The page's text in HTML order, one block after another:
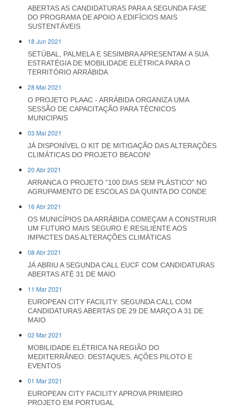
ABERTAS AS CANDIDATURAS PARA A SEGUNDA FASE
DO PROGRAMA DE APOIO A EDIFÍCIOS MAIS
SUSTENTÁVEIS
18 Jun 2021
SETÚBAL, PALMELA E SESIMBRA APRESENTAM A SUA
ESTRATÉGIA DE MOBILIDADE ELÉTRICA PARA O
TERRITÓRIO ARRÁBIDA
28 Mai 2021
O PROJETO PLAAC - ARRÁBIDA ORGANIZA UMA
SESSÃO DE CAPACITAÇÃO PARA TÉCNICOS
MUNICIPAIS
03 Mai 2021
JÁ DISPONÍVEL O KIT DE MITIGAÇÃO DAS ALTERAÇÕES
CLIMÁTICAS DO PROJETO BEACON!
20 Abr 2021
ARRANCA O PROJETO "100 DIAS SEM PLÁSTICO" NO
AGRUPAMENTO DE ESCOLAS DA QUINTA DO CONDE
16 Abr 2021
OS MUNICÍPIOS DA ARRÁBIDA COMEÇAM A CONSTRUIR
UM FUTURO MAIS SEGURO E RESILIENTE AOS
IMPACTES DAS ALTERAÇÕES CLIMÁTICAS
08 Abr 2021
JÁ ABRIU A SEGUNDA CALL EUCF COM CANDIDATURAS
ABERTAS ATÉ 31 DE MAIO
11 Mar 2021
EUROPEAN CITY FACILITY: SEGUNDA CALL COM
CANDIDATURAS ABERTAS DE 29 DE MARÇO A 31 DE
MAIO
02 Mar 2021
MOBILIDADE ELÉTRICA NA REGIÃO DO
MEDITERRÂNEO: DESTAQUES, AÇÕES PILOTO E
EVENTOS
01 Mar 2021
EUROPEAN CITY FACILITY APROVA PRIMEIRO
PROJETO EM PORTUGAL